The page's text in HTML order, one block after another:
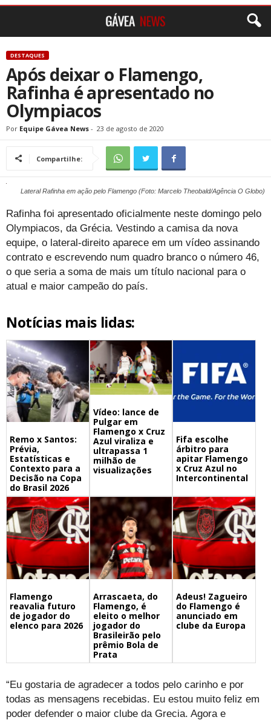
DESTAQUES
Após deixar o Flamengo,
Rafinha é apresentado no
Olympiacos
Por Equipe Gávea News - 23 de agosto de 2020
Compartilhe:
Lateral Rafinha em ação pelo Flamengo (Foto: Marcelo Theobald/Agência O Globo)
Rafinha foi apresentado oficialmente neste domingo pelo
Olympiacos, da Grécia. Vestindo a camisa da nova
equipe, o lateral-direito aparece em um vídeo assinando
contrato e escrevendo num quadro branco o número 46,
o que seria a soma de mais um título nacional para o
atual e maior campeão do país.
Notícias mais lidas:
Remo x Santos:
Prévia,
Estatísticas e
Contexto para a
Decisão na Copa
do Brasil 2026
Vídeo: lance de
Pulgar em
Flamengo x Cruz
Azul viraliza e
ultrapassa 1
milhão de
visualizações
Fifa escolhe
árbitro para
apitar Flamengo
x Cruz Azul no
Intercontinental
Flamengo
reavalia futuro
de jogador do
elenco para 2026
Arrascaeta, do
Flamengo, é
eleito o melhor
jogador do
Brasileirão pelo
prêmio Bola de
Prata
Adeus! Zagueiro
do Flamengo é
anunciado em
clube da Europa
“Eu gostaria de agradecer a todos pelo carinho e por
todas as mensagens recebidas. Eu estou muito feliz em
poder defender o maior clube da Grecia. Agora e